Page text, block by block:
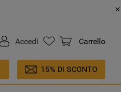
Accedi Carrello
15% DI SCONTO